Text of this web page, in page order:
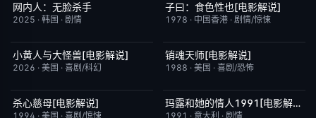
今日更新
网内人：无脸杀手
2025 · 韩国 · 剧情
已完结
子曰：食色性也[电影解说]
1978 · 中国香港 · 剧情/惊悚
已完结
小黄人与大怪兽[电影解说]
2026 · 美国 · 喜剧/科幻
已完结
销魂天师[电影解说]
1988 · 美国 · 喜剧/恐怖
已完结
杀心慈母[电影解说]
1994 · 美国 · 喜剧/惊悚
已完结 6.1玛露和她的情人1991[电影解说]
1991 · 意大利 · 剧情